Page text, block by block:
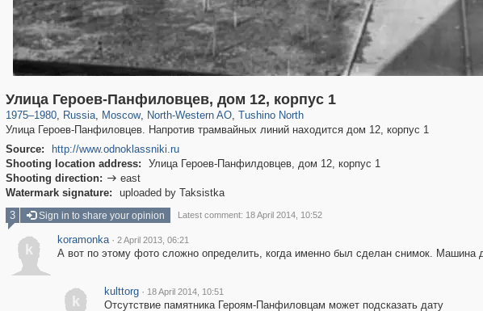
Улица Героев-Панфиловцев, дом 12, корпус 1
1975–1980, Russia
1,406,255 29,243
, Moscow
319,780 8,286
, North-Western AO
8,080 112
, Tushino North
750 12
Улица Героев-Панфиловцев. Напротив трамвайных линий находится дом 12, корпус 1
Source:
http://www.odnoklassniki.ru
Shooting location address:
Улица Героев-Панфилдовцев, дом 12, корпус 1
Shooting direction:  east
Watermark signature:
uploaded by Taksistka
3 Sign in to share your opinion Latest comment: 18 April 2014, 10:52
k
koramonka · 2 April 2013, 06:21
А вот по этому фото сложно определить, когда именно был сделан снимок. Машина
k
kulttorg · 18 April 2014, 10:51
Отсутствие памятника Героям-Панфиловцам может подсказать дату